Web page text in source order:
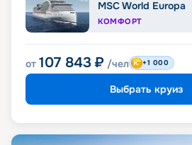
MSC World Europa
КОМФОРТ
от 107 843 ₽ /чел +1 000
Выбрать круиз